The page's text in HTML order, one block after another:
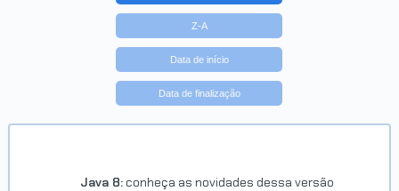
Z-A
Data de início
Data de finalização
Java 8: conheça as novidades dessa versão